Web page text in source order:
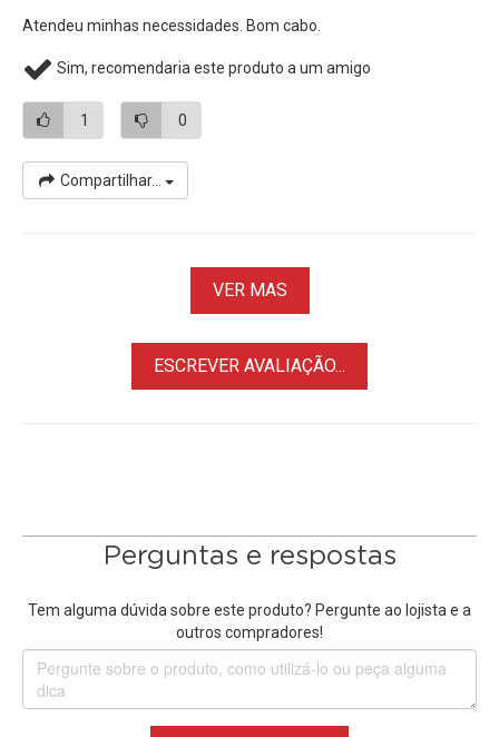
Atendeu minhas necessidades. Bom cabo.
Sim, recomendaria este produto a um amigo
1 0
Compartilhar...
VER MAS
ESCREVER AVALIAÇÃO...
Perguntas e respostas
Tem alguma dúvida sobre este produto? Pergunte ao lojista e a
outros compradores!